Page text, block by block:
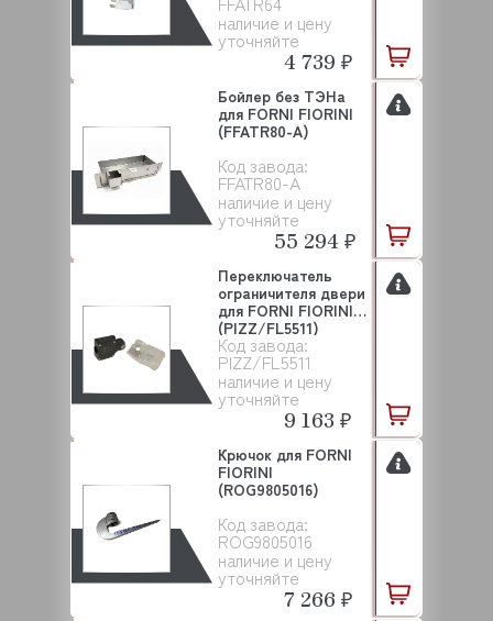
наличие и цену
уточняйте
4 739 ₽
Код завода:
FFATR80-A
наличие и цену
уточняйте
Бойлер без ТЭНа
для FORNI FIORINI
(FFATR80-A)
55 294 ₽
Код завода:
PIZZ/FL5511
наличие и цену
уточняйте
Переключатель
ограничителя двери
для FORNI FIORINI
(PIZZ/FL5511)
9 163 ₽
Код завода:
ROG9805016
наличие и цену
уточняйте
Крючок для FORNI
FIORINI
(ROG9805016)
7 266 ₽